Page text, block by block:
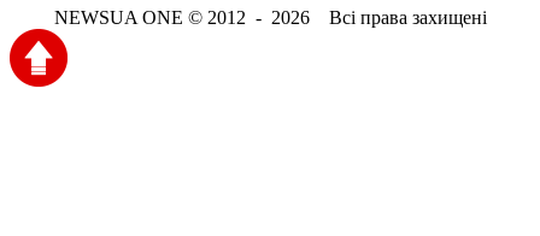
NEWSUA ONE © 2012 - 2026 Всі права захищені